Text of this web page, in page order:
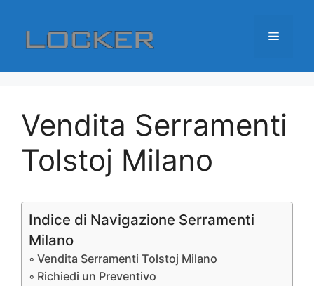
contenuto
Menu
Vendita Serramenti
Tolstoj Milano
Indice di Navigazione Serramenti
Milano
Vendita Serramenti Tolstoj Milano
Richiedi un Preventivo